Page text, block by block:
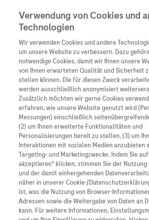
Verwendung von Cookies und
Technologien
Wir verwenden Cookies und andere
um unsere Website zu verbessern. Dazu
notwendige Cookies, damit wir Ihnen unsere
von Ihnen erwarteten Qualität und Sicherheit
stellen können. Die für diesen Zweck
werden ausschließlich anonymisiert
Zusätzlich möchten wir gerne Cookies
erfahren, wie unsere Website genutzt wird
Messungen) einschließlich
(2) um Ihnen erweiterte Funktionalitäten und
Personalisierungen bereit zu stellen, (3) um
Interaktionen mit sozialen Medien anzubieten
Targeting- und Marketingzwecke. Indem Sie
akzeptieren" klicken, stimmen Sie der
und der damit einhergehenden
näher in unserer Cookie-/
ist, was die Nutzung von Browser-
Adressen sowie die Weitergabe von Daten an
kann. Für weitere Informationen,